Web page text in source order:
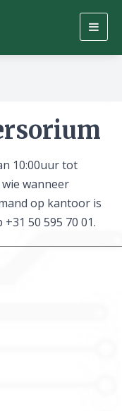
10:00uur tot
wanneer
op kantoor is
50 595 70 01.